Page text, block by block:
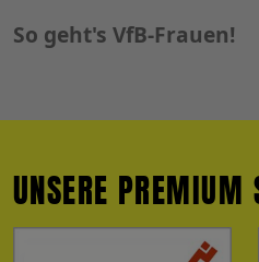
So geht's VfB-Frauen!
UNSERE PREMIUM